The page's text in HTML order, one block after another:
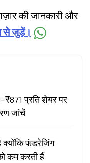
की जानकारी और
से जुड़ें।
प्रति शेयर पर
जांचें
क्योंकि फंडरेजिंग
कम करती हैं